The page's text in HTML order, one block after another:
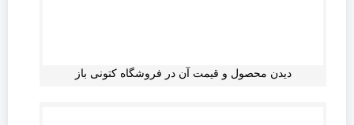
دیدن محصول و قیمت آن در فروشگاه کتونی باز